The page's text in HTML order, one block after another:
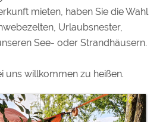
Hamminkeln
mieten, haben Sie die Wahl
Urlaubsnester,
See- oder Strandhäusern.
uns willkommen zu heißen.